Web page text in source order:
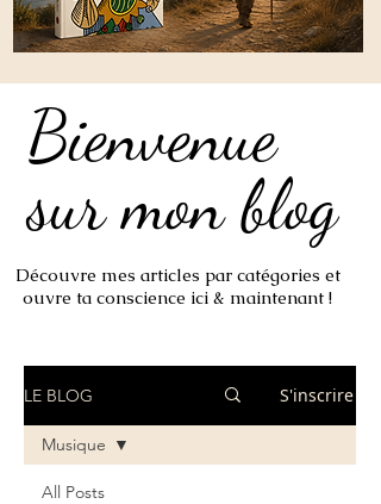
Bienvenue
sur mon blog
Bienvenue
sur mon blog
Découvre mes articles par catégories et
ouvre ta conscience ici & maintenant !
LE BLOG S'inscrire
All Posts
Musique